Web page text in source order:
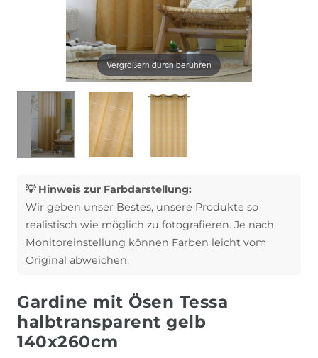
Vergrößern durch berühren
💡 Hinweis zur Farbdarstellung:
Wir geben unser Bestes, unsere Produkte so
realistisch wie möglich zu fotografieren. Je nach
Monitoreinstellung können Farben leicht vom
Original abweichen.
Gardine mit Ösen Tessa
halbtransparent gelb
140x260cm